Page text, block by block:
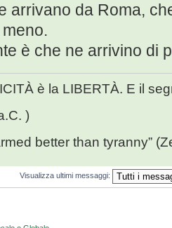
arrivano da Roma,
è che ne arrivino di
è la LIBERTÀ. E il
)
better than tyranny”
Visualizza ultimi messaggi: